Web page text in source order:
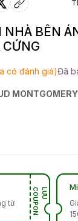
NHÀ BÊN
có đánh giá)Đã
MONTGOMERY
từ
L
Ư
U
C
O
U
P
O
N